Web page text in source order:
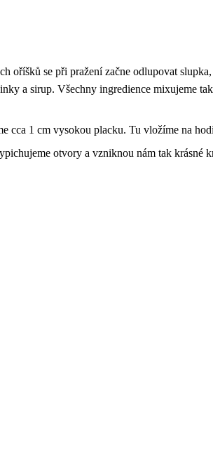
oříšků se při pražení začne odlupovat
a sirup. Všechny ingredience mixujeme
cca 1 cm vysokou placku. Tu vložíme na
otvory a vzniknou nám tak krásné